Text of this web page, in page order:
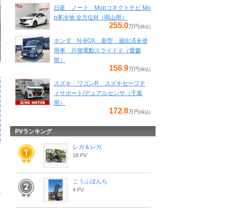
日産 ノート Mopコネクトナビ Mo
p寒冷地 全方位M（岡山県）
255.0万円 (税込)
ホンダ N-BOX 新型 届出済未使
用車 片側電動スライドド（愛媛
県）
156.9万円 (税込)
スズキ ワゴンR スズキセーフテ
ィサポート/デュアルセンサ（千葉
県）
172.8万円 (税込)
PVランキング
レガ＆レガ
18 PV
こうふぼんち
4 PV